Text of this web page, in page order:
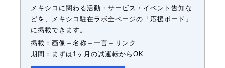
メキシコに関わる活動・サービス・イベント告知な
どを、メキシコ駐在ラボ全ページの「応援ボード」
に掲載できます。
掲載：画像＋名称＋一言＋リンク
期間：まずは1ヶ月の試運転からOK